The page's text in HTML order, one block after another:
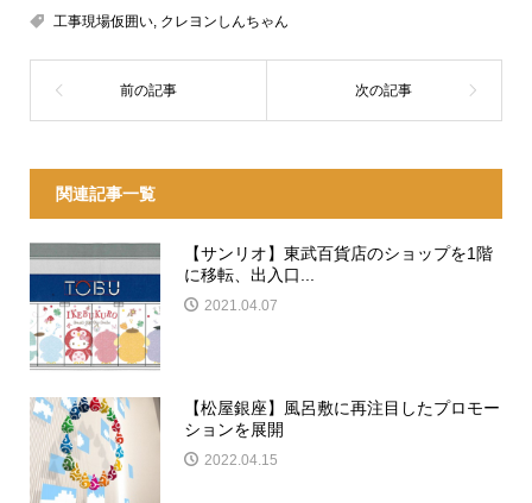
工事現場仮囲い, クレヨンしんちゃん
関連記事一覧
【サンリオ】東武百貨店のショップを1階
に移転、出入口...
2021.04.07
【松屋銀座】風呂敷に再注目したプロモー
ションを展開
2022.04.15